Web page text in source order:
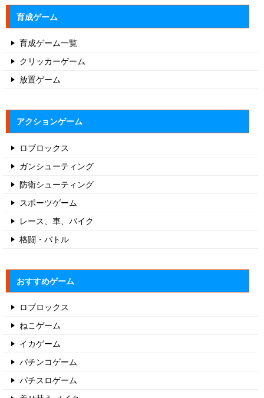
育成ゲーム
育成ゲーム一覧
クリッカーゲーム
放置ゲーム
アクションゲーム
ロブロックス
ガンシューティング
防衛シューティング
スポーツゲーム
レース、車、バイク
格闘・バトル
おすすめゲーム
ロブロックス
ねこゲーム
イカゲーム
パチンコゲーム
パチスロゲーム